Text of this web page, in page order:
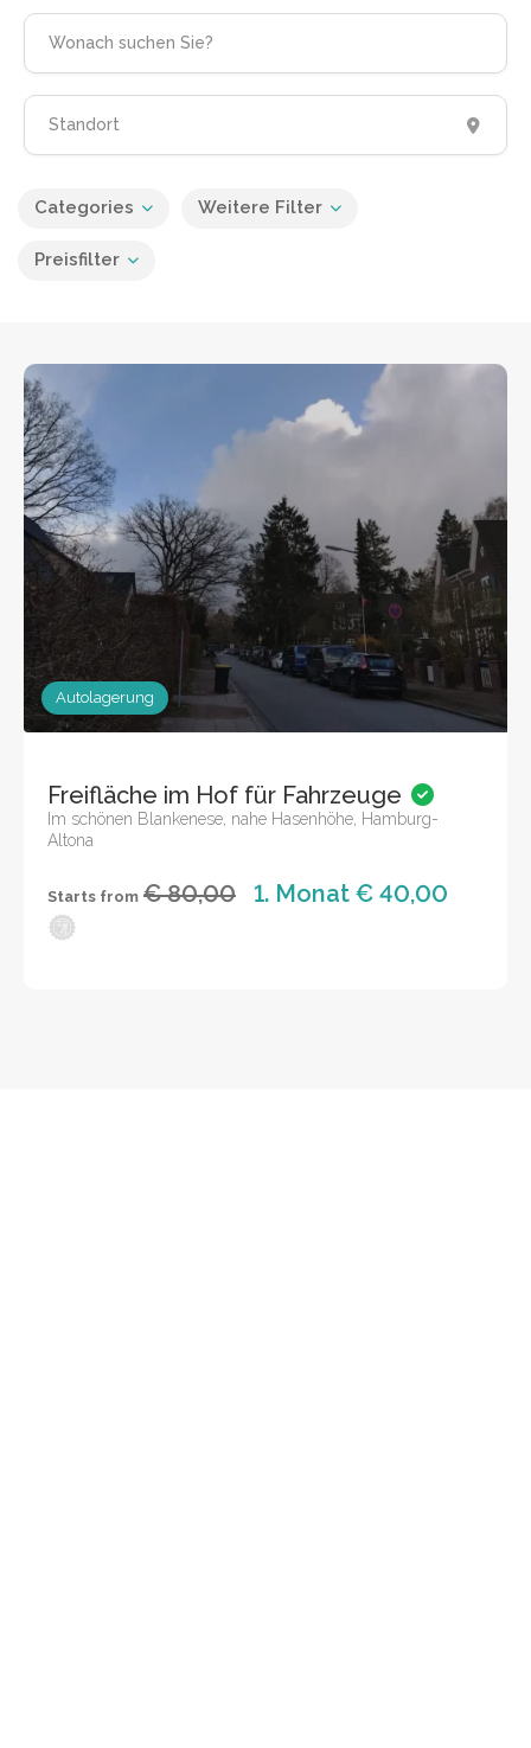
Categories Weitere Filter
Preisfilter
Autolagerung
Freifläche im Hof für Fahrzeuge
Im schönen Blankenese, nahe Hasenhöhe, Hamburg-
Altona
Starts from € 80,00 1. Monat € 40,00